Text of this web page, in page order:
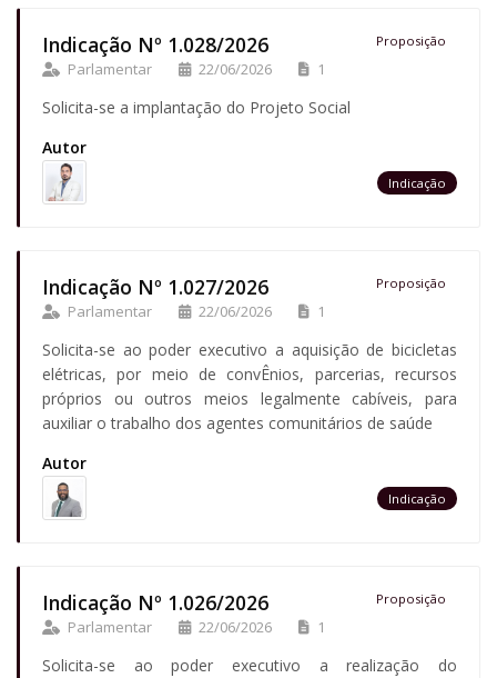
Indicação Nº 1.028/2026 Proposição
Parlamentar 22/06/2026 1
Solicita-se a implantação do Projeto Social
Autor
Indicação
Indicação Nº 1.027/2026 Proposição
Parlamentar 22/06/2026 1
Solicita-se ao poder executivo a aquisição de bicicletas
elétricas, por meio de convÊnios, parcerias, recursos
próprios ou outros meios legalmente cabíveis, para
auxiliar o trabalho dos agentes comunitários de saúde
Autor
Indicação
Indicação Nº 1.026/2026 Proposição
Parlamentar 22/06/2026 1
Solicita-se ao poder executivo a realização do